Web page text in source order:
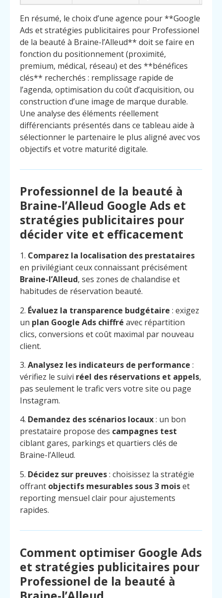
En résumé, le choix d’une agence pour **Google
Ads et stratégies publicitaires pour Professionel
de la beauté à Braine-l’Alleud** doit se faire en
fonction du positionnement (proximité,
premium, médical, réseau) et des **bénéfices
clés** recherchés : remplissage rapide de
l’agenda, optimisation du coût d’acquisition, ou
construction d’une image de marque durable.
Une analyse des éléments réellement
différenciants présentés dans ce tableau aide à
sélectionner le partenaire le plus aligné avec vos
objectifs et votre maturité digitale.
Professionnel de la beauté à
Braine-l’Alleud Google Ads et
stratégies publicitaires pour
décider vite et efficacement
1. Comparez la localisation des prestataires
en privilégiant ceux connaissant précisément
Braine-l’Alleud, ses zones de chalandise et
habitudes de réservation beauté.
2. Évaluez la transparence budgétaire : exigez
un plan Google Ads chiffré avec répartition
clics, conversions et coût maximal par nouveau
client.
3. Analysez les indicateurs de performance :
vérifiez le suivi réel des réservations et appels,
pas seulement le trafic vers votre site ou page
Instagram.
4. Demandez des scénarios locaux: un bon
prestataire propose des campagnes test
ciblant gares, parkings et quartiers clés de
Braine-l’Alleud.
5. Décidez sur preuves: choisissez la stratégie
offrant objectifs mesurables sous 3 moiset
reporting mensuel clair pour ajustements
rapides.
Comment optimiser Google Ads
et stratégies publicitaires pour
Professionel de la beauté à